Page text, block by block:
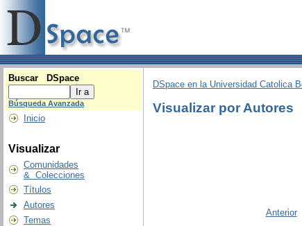
Buscar DSpace
Búsqueda Avanzada
Inicio
Visualizar
Comunidades
& Colecciones
Títulos
Autores
Temas
DSpace en la Universidad Catolica
Visualizar por Autores
Anterior